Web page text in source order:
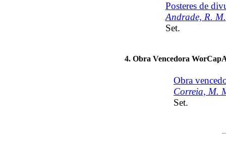
Posteres de
Andrade, R. M.
Set.
4. Obra Vencedora
Obra
Correia, M.
Set.